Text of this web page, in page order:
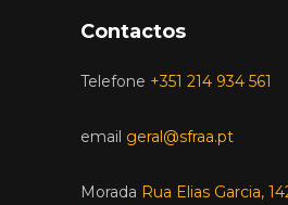
Contactos
Telefone +351 214 934 561
email geral@sfraa.pt
Morada Rua Elias Garcia,